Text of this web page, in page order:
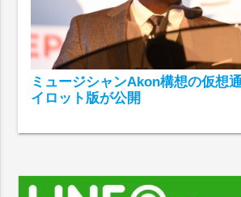
ミュージシャンAkon構想の仮想
イロット版が公開